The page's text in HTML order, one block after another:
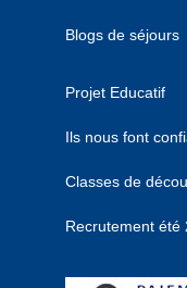
Blogs de séjours
Projet Educatif
Ils nous font
Classes de
Recrutement été